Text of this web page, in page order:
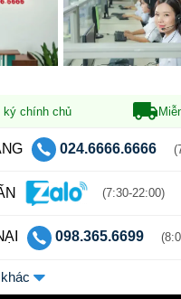
ký chính chủ
024.6666.6666
(7:30-22:00)
098.365.6699